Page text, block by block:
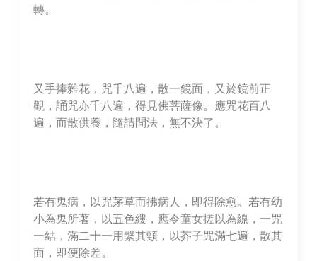
轉。
又手捧雜花，咒千八遍，散一鏡面，又於鏡前正
觀，誦咒亦千八遍，得見佛菩薩像。應咒花百八
遍，而散供養，隨請問法，無不決了。
若有鬼病，以咒茅草而拂病人，即得除愈。若有幼
小為鬼所著，以五色縷，應令童女搓以為線，一咒
一結，滿二十一用繫其頸，以芥子咒滿七遍，散其
面，即便除差。